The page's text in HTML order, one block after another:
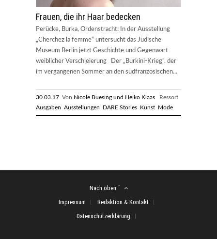
Frauen, die ihr Haar bedecken
Perücke, Burka, Ordenstracht: In der Ausstellung
„Cherchez la femme“ untersucht das Jüdische
Museum Berlin jetzt Geschichte und Gegenwart
weiblicher Verschleierung Der „Burkini-Krieg“, der
im vergangenen Sommer an den südfranzösischen...
30.03.17 Von Nicole Buesing und Heiko Klaas Ressort
Ausgaben Ausstellungen DARE Stories Kunst Mode
Nach oben ˆ
Impressum
Redaktion & Kontakt
Datenschutzerklärung